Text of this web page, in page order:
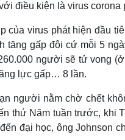
điều kiện là virus
của virus phát hiện đầu
gấp đôi cứ mỗi 5
người sẽ tử vong
lực gấp… 8 lần.
người nằm chờ chết
thứ Năm tuần trước, khi
đại học, ông Johnson